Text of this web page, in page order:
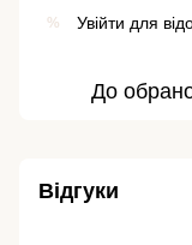
% Увійти для
До
Відгуки